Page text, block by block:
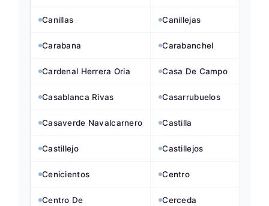
Canillas Canillejas
Carabana Carabanchel
Cardenal Herrera Oria Casa De Campo
Casablanca Rivas Casarrubuelos
Casaverde Navalcarnero Castilla
Castillejo Castillejos
Cenicientos Centro
Centro De Cerceda